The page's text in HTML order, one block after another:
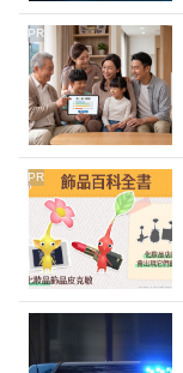
PR
PR